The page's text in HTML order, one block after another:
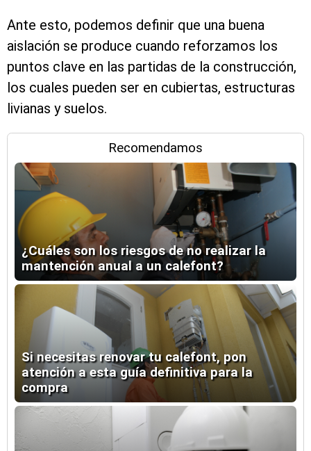
Ante esto, podemos definir que una buena
aislación se produce cuando reforzamos los
puntos clave en las partidas de la construcción,
los cuales pueden ser en cubiertas, estructuras
livianas y suelos.
Recomendamos
¿Cuáles son los riesgos de no realizar la
mantención anual a un calefont?
Si necesitas renovar tu calefont, pon
atención a esta guía definitiva para la
compra